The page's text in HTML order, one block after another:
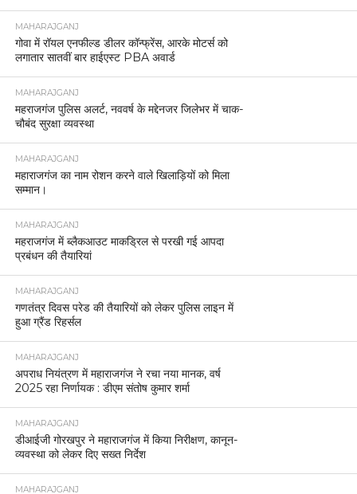
MAHARAJGANJ
गोवा में रॉयल एनफील्ड डीलर कॉन्फ्रेंस, आरके मोटर्स को
लगातार सातवीं बार हाईएस्ट PBA अवार्ड
MAHARAJGANJ
महराजगंज पुलिस अलर्ट, नववर्ष के मद्देनजर जिलेभर में चाक-
चौबंद सुरक्षा व्यवस्था
MAHARAJGANJ
महाराजगंज का नाम रोशन करने वाले खिलाड़ियों को मिला
सम्मान।
MAHARAJGANJ
महराजगंज में ब्लैकआउट माकड्रिल से परखी गई आपदा
प्रबंधन की तैयारियां
MAHARAJGANJ
गणतंत्र दिवस परेड की तैयारियों को लेकर पुलिस लाइन में
हुआ ग्रैंड रिहर्सल
MAHARAJGANJ
अपराध नियंत्रण में महाराजगंज ने रचा नया मानक, वर्ष
2025 रहा निर्णायक : डीएम संतोष कुमार शर्मा
MAHARAJGANJ
डीआईजी गोरखपुर ने महाराजगंज में किया निरीक्षण, कानून-
व्यवस्था को लेकर दिए सख्त निर्देश
MAHARAJGANJ